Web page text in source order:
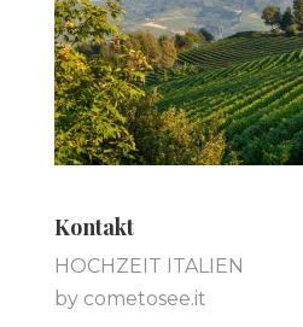
Kontakt
HOCHZEIT ITALIEN
by cometosee.it